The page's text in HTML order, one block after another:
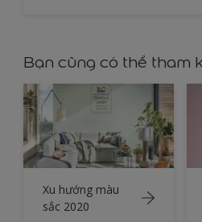
Bạn cũng có thể tham
Xu hướng màu
sắc 2020